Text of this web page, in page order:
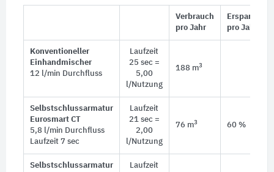
Verbrauch
pro Jahr
Ersparnis
pro Jahr
Konventioneller
Einhandmischer
12 l/min Durchfluss
Laufzeit
25 sec =
5,00
l/Nutzung
188 m3
Selbstschlussarmatur
Eurosmart CT
5,8 l/min Durchfluss
Laufzeit 7 sec
Laufzeit
21 sec =
2,00
l/Nutzung
76 m3 60 %
Selbstschlussarmatur
Laufzeit